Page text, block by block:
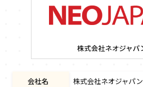
会社名 株式会社ネオジャパン